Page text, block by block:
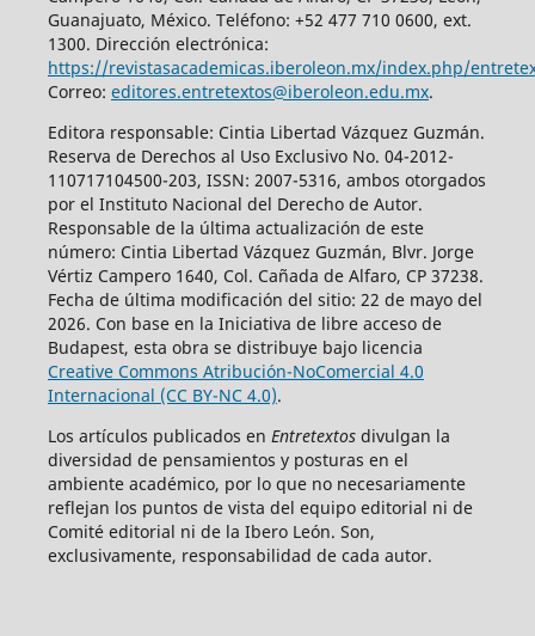
Guanajuato, México. Teléfono: +52 477 710 0600, ext.
1300. Dirección electrónica:
https://revistasacademicas.iberoleon.mx/index.php/
Correo: editores.entretextos@iberoleon.edu.mx.
Editora responsable: Cintia Libertad Vázquez Guzmán.
Reserva de Derechos al Uso Exclusivo No. 04-2012-
110717104500-203, ISSN: 2007-5316, ambos otorgados
por el Instituto Nacional del Derecho de Autor.
Responsable de la última actualización de este
número: Cintia Libertad Vázquez Guzmán, Blvr. Jorge
Vértiz Campero 1640, Col. Cañada de Alfaro, CP 37238.
Fecha de última modificación del sitio: 22 de mayo del
2026. Con base en la Iniciativa de libre acceso de
Budapest, esta obra se distribuye bajo licencia
Creative Commons Atribución-NoComercial 4.0
Internacional (CC BY-NC 4.0).
Los artículos publicados en Entretextosdivulgan la
diversidad de pensamientos y posturas en el
ambiente académico, por lo que no necesariamente
reflejan los puntos de vista del equipo editorial ni de
Comité editorial ni de la Ibero León. Son,
exclusivamente, responsabilidad de cada autor.